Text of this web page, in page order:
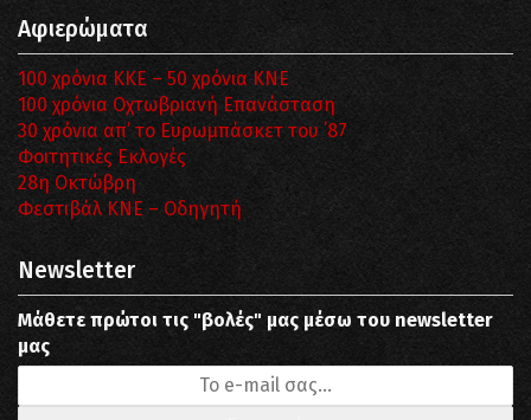
Αφιερώματα
100 χρόνια ΚΚΕ – 50 χρόνια ΚΝΕ
100 χρόνια Οχτωβριανή Επανάσταση
30 χρόνια απ’ το Ευρωμπάσκετ του ΄87
Φοιτητικές Εκλογές
28η Οκτώβρη
Φεστιβάλ ΚΝΕ – Οδηγητή
Newsletter
Μάθετε πρώτοι τις "βολές" μας μέσω του newsletter
μας